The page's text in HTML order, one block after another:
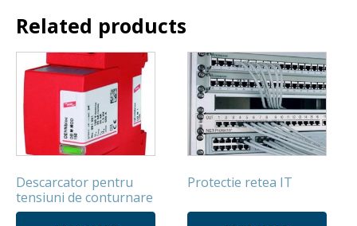
Related products
Descarcator pentru
tensiuni de conturnare
Protectie retea IT